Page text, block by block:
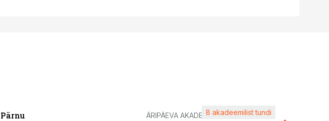
Pärnu
ÄRIPÄEVA AKADEEMIA8 akadeemilist tundi